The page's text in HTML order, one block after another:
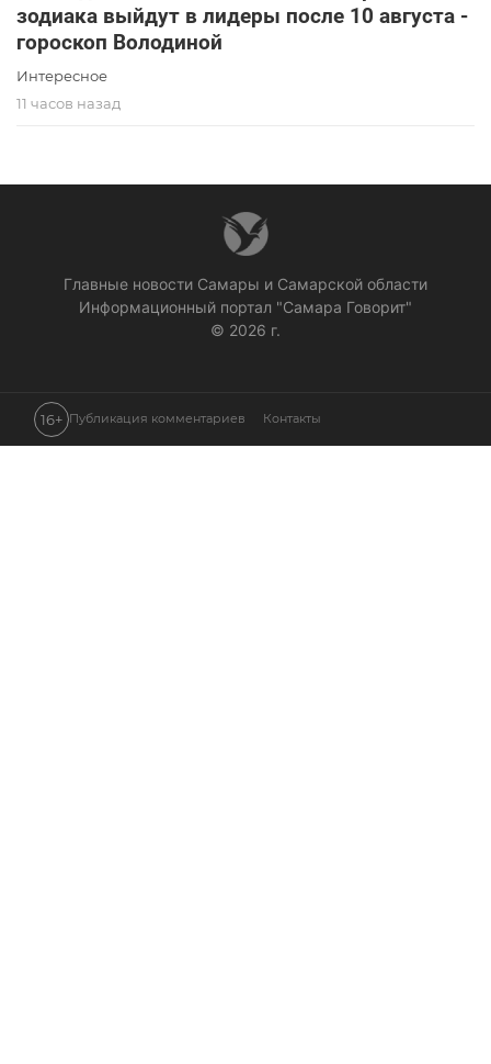
зодиака выйдут в лидеры после 10 августа -
гороскоп Володиной
Интересное
11 часов назад
Главные новости Самары и Самарской области
Информационный портал "Самара Говорит"
© 2026 г.
16+ Публикация комментариев Контакты